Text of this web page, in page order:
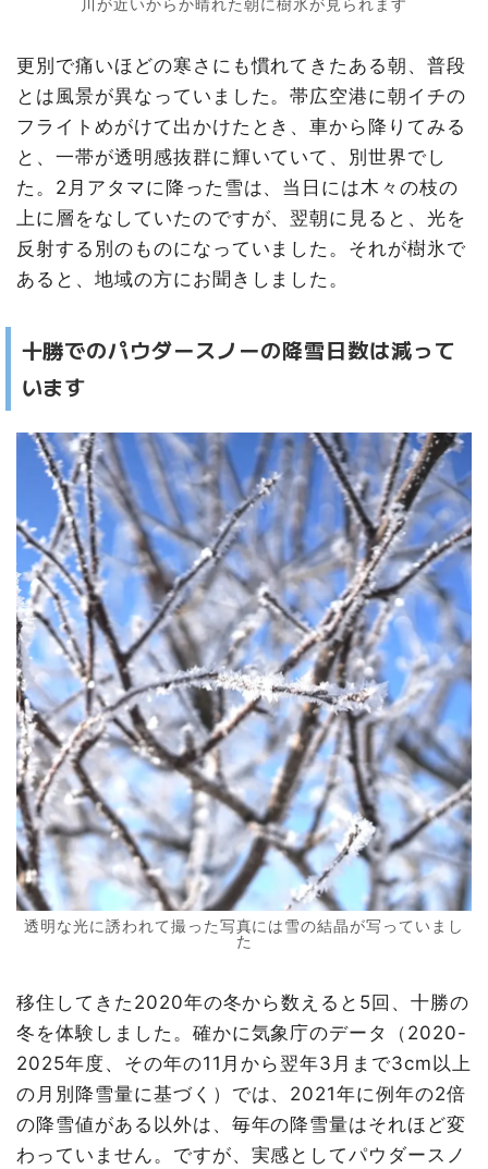
更別で痛いほどの寒さにも慣れてきたある朝、普段
とは風景が異なっていました。帯広空港に朝イチの
フライトめがけて出かけたとき、車から降りてみる
と、一帯が透明感抜群に輝いていて、別世界でし
た。2月アタマに降った雪は、当日には木々の枝の
上に層をなしていたのですが、翌朝に見ると、光を
反射する別のものになっていました。それが樹氷で
あると、地域の方にお聞きしました。
十勝でのパウダースノーの降雪日数は減って
います
透明な光に誘われて撮った写真には雪の結晶が写っていまし
た
移住してきた2020年の冬から数えると5回、十勝の
冬を体験しました。確かに気象庁のデータ（2020-
2025年度、その年の11月から翌年3月まで3cm以上
の月別降雪量に基づく）では、2021年に例年の2倍
の降雪値がある以外は、毎年の降雪量はそれほど変
わっていません。ですが、実感としてパウダースノ